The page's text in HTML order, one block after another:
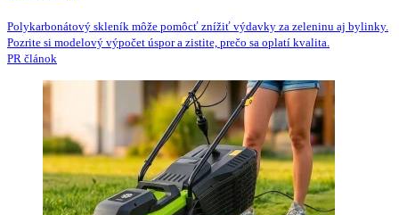
Polykarbonátový skleník môže pomôcť znížiť výdavky za zeleninu aj bylinky.
Pozrite si modelový výpočet úspor a zistite, prečo sa oplatí kvalita.
PR článok